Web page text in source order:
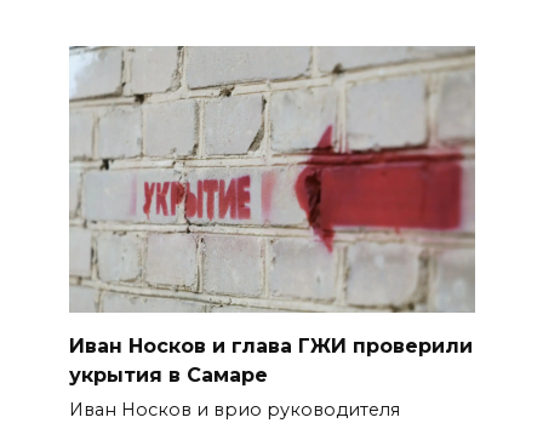
Иван Носков и глава ГЖИ проверили
укрытия в Самаре
Иван Носков и врио руководителя